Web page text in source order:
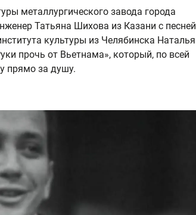
металлургического завода города
Татьяна Шихова из Казани с песней
культуры из Челябинска Наталья
прочь от Вьетнама», который, по всей
прямо за душу.